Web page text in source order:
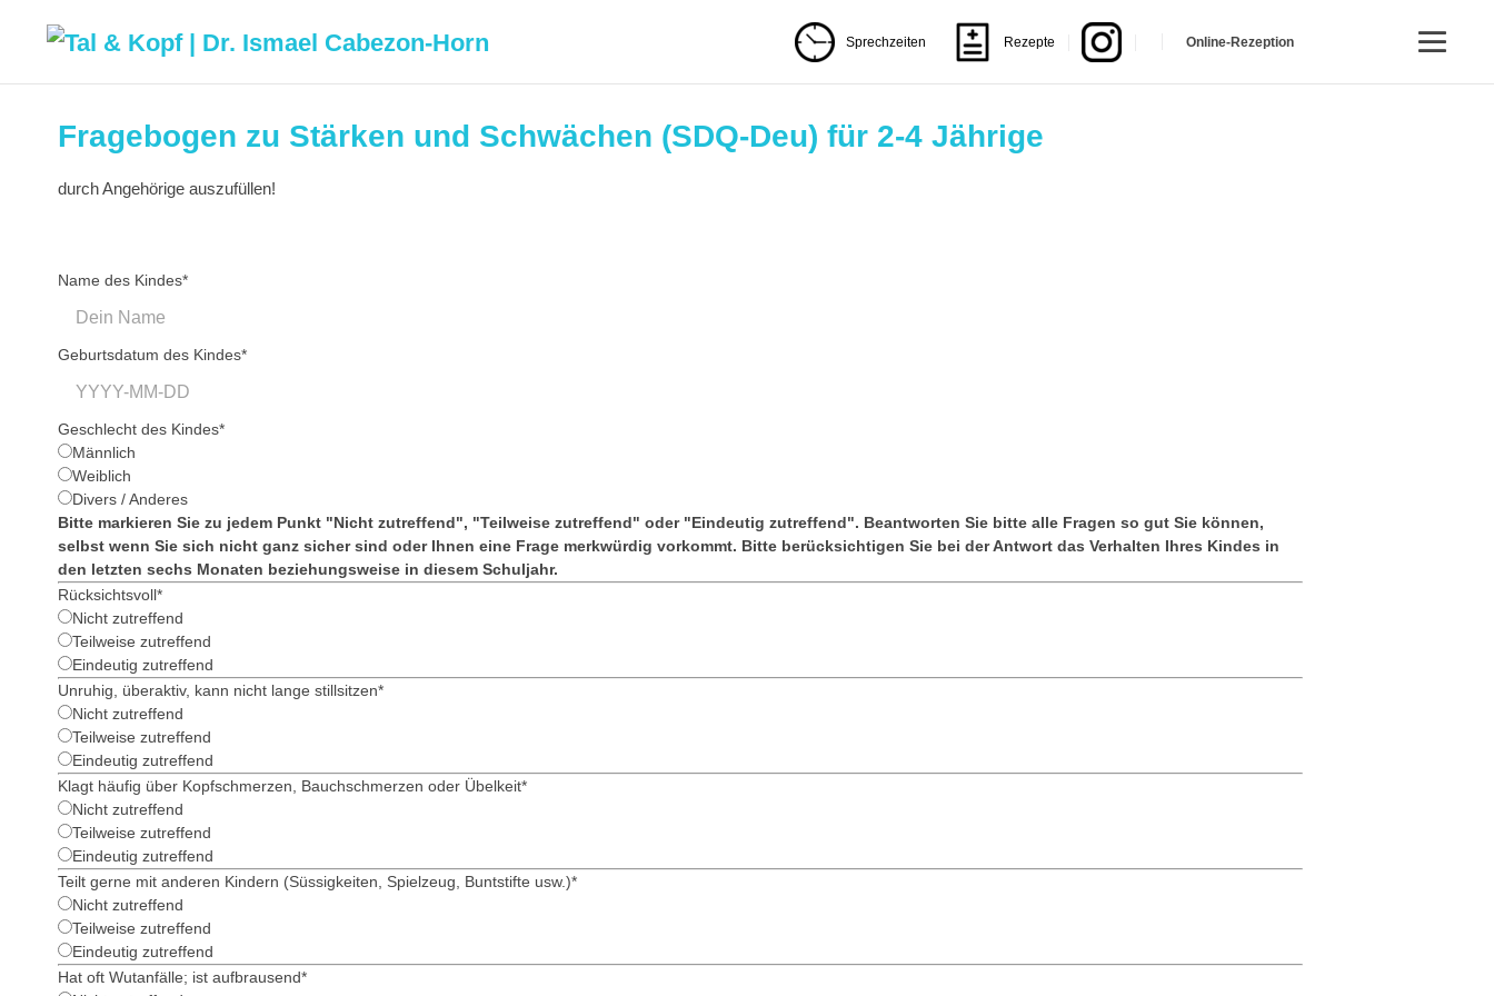
Sprechzeiten Rezepte Online-Rezeption
Fragebogen zu Stärken und Schwächen (SDQ-Deu) für 2-4 Jährige
durch Angehörige auszufüllen!
Name des Kindes*
Geburtsdatum des Kindes*
Geschlecht des Kindes*
Männlich
Weiblich
Divers / Anderes
E
m
a
i
l
*
Bitte markieren Sie zu jedem Punkt "Nicht zutreffend", "Teilweise zutreffend" oder "Eindeutig zutreffend". Beantworten Sie bitte alle Fragen so gut Sie können,
selbst wenn Sie sich nicht ganz sicher sind oder Ihnen eine Frage merkwürdig vorkommt. Bitte berücksichtigen Sie bei der Antwort das Verhalten Ihres Kindes in
den letzten sechs Monaten beziehungsweise in diesem Schuljahr.
Rücksichtsvoll*
Nicht zutreffend
Teilweise zutreffend
Eindeutig zutreffend
Unruhig, überaktiv, kann nicht lange stillsitzen*
Nicht zutreffend
Teilweise zutreffend
Eindeutig zutreffend
Klagt häufig über Kopfschmerzen, Bauchschmerzen oder Übelkeit*
Nicht zutreffend
Teilweise zutreffend
Eindeutig zutreffend
Teilt gerne mit anderen Kindern (Süssigkeiten, Spielzeug, Buntstifte usw.)*
Nicht zutreffend
Teilweise zutreffend
Eindeutig zutreffend
Hat oft Wutanfälle; ist aufbrausend*